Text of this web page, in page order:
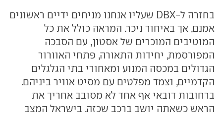
בחזרה ל-DBX שעליו אנחנו מניחים ידיים ראשונים
אמנם, אך באיחור ניכר. המראה כולל את כל
המוטיבים המוכרים של אסטון, עם הסבכה
המפורסמת, יחידות התאורה, פתחי האוורור
הגדולים במכסה המנוע ומאחורי בתי הגלגלים
הקדמיים, וצמד מפלטים עם מסיט אוויר ביניהם.
ברחובות דובאי אף אחד לא מסובב אחריך את
הראש כשאתה יושב ברכב שכזה. בישראל המצב